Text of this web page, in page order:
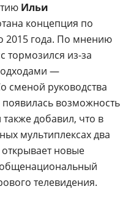
Ильи
концепция по
2015 года. По мнению
тормозился из-за
—
сменой руководства
возможность
добавил, что в
мультиплексах два
новые
телевидения.